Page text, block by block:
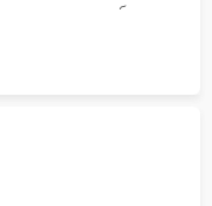
с банок
от пыли и окислов.